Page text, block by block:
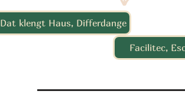
Facilitec,
Dat klengt Haus, Differdange